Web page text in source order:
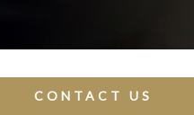
CONTACT US